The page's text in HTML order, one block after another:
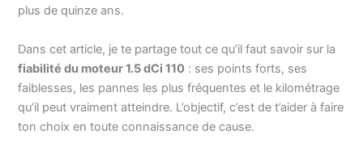
plus de quinze ans.
Dans cet article, je te partage tout ce qu’il faut savoir sur la
fiabilité du moteur 1.5 dCi 110 : ses points forts, ses
faiblesses, les pannes les plus fréquentes et le kilométrage
qu’il peut vraiment atteindre. L’objectif, c’est de t’aider à faire
ton choix en toute connaissance de cause.